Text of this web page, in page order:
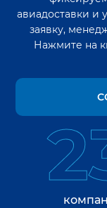
авиадоставки и
заявку,
Нажмите на